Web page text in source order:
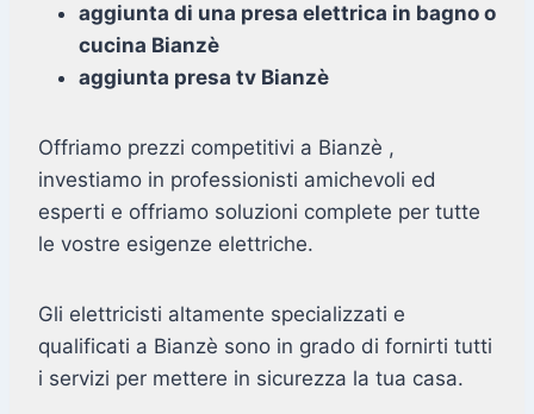
aggiunta di una presa elettrica in bagno o
cucina Bianzè
aggiunta presa tv Bianzè
Offriamo prezzi competitivi a Bianzè ,
investiamo in professionisti amichevoli ed
esperti e offriamo soluzioni complete per tutte
le vostre esigenze elettriche.
Gli elettricisti altamente specializzati e
qualificati a Bianzè sono in grado di fornirti tutti
i servizi per mettere in sicurezza la tua casa.